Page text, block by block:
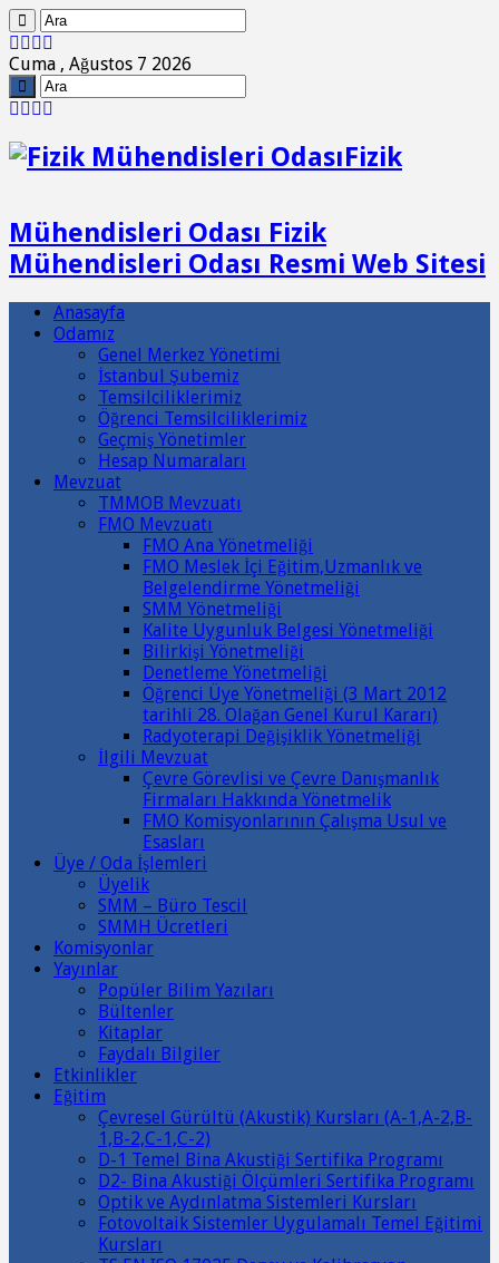
Cuma , Ağustos 7 2026
Fizik
Mühendisleri Odası Fizik
Mühendisleri Odası Resmi Web Sitesi
Anasayfa
Odamız
Genel Merkez Yönetimi
İstanbul Şubemiz
Temsilciliklerimiz
Öğrenci Temsilciliklerimiz
Geçmiş Yönetimler
Hesap Numaraları
Mevzuat
TMMOB Mevzuatı
FMO Mevzuatı
FMO Ana Yönetmeliği
FMO Meslek İçi Eğitim,Uzmanlık ve
Belgelendirme Yönetmeliği
SMM Yönetmeliği
Kalite Uygunluk Belgesi Yönetmeliği
Bilirkişi Yönetmeliği
Denetleme Yönetmeliği
Öğrenci Üye Yönetmeliği (3 Mart 2012
tarihli 28. Olağan Genel Kurul Kararı)
Radyoterapi Değişiklik Yönetmeliği
İlgili Mevzuat
Çevre Görevlisi ve Çevre Danışmanlık
Firmaları Hakkında Yönetmelik
FMO Komisyonlarının Çalışma Usul ve
Esasları
Üye / Oda İşlemleri
Üyelik
SMM – Büro Tescil
SMMH Ücretleri
Komisyonlar
Yayınlar
Popüler Bilim Yazıları
Bültenler
Kitaplar
Faydalı Bilgiler
Etkinlikler
Eğitim
Çevresel Gürültü (Akustik) Kursları (A-1,A-2,B-
1,B-2,C-1,C-2)
D-1 Temel Bina Akustiği Sertifika Programı
D2- Bina Akustiği Ölçümleri Sertifika Programı
Optik ve Aydınlatma Sistemleri Kursları
Fotovoltaik Sistemler Uygulamalı Temel Eğitimi
Kursları